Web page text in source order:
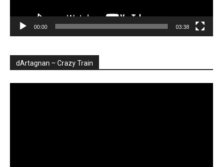
00:00 03:38
dArtagnan – Crazy Train